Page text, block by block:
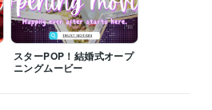
スターPOP！結婚式オープ
ニングムービー